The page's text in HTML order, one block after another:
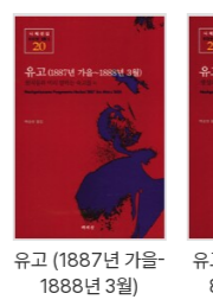
동적으로 자신의 삶을 창
에 이를 존재로 보았다. 초
로운 가치를 만들어내는
《차라투스트라는 이렇게
넘어 실존주의와 포스트
의 탄생》(1872)에서 생
이상학으로 고찰했으며,
문화에 대한 회의를 표명
으로 하였다. 이 사상은
고 있다. 『니체의 사악한 말
시대의 소크라테스』 『전
권하다』 『균형이라는 삶의
나 아렌트의 정치 강의』 『
심의 철학』 『니체의 인생
선언』 『인간의 조건』 『
트라는 이렇게 말했다』
중에게 철학으로 사유하는
유고 (1887년 가을-
1888년 3월)